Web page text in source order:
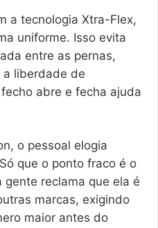
a tecnologia Xtra-Flex,
uniforme. Isso evita
entre as pernas,
a liberdade de
abre e fecha ajuda
o pessoal elogia
que o ponto fraco é o
reclama que ela é
marcas, exigindo
maior antes do